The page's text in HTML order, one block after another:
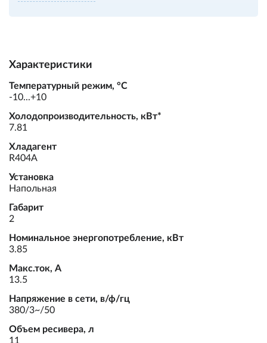
Характеристики
Температурный режим, °С
-10...+10
Холодопроизводительность, кВт*
7.81
Хладагент
R404A
Установка
Напольная
Габарит
2
Номинальное энергопотребление, кВт
3.85
Макс.ток, А
13.5
Напряжение в сети, в/ф/гц
380/3~/50
Объем ресивера, л
11